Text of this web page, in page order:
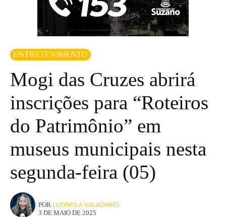
ENTRETENIMENTO
Mogi das Cruzes abrirá
inscrições para “Roteiros
do Patrimônio” em
museus municipais nesta
segunda-feira (05)
POR LUDIMILA VALADARES
3 DE MAIO DE 2025